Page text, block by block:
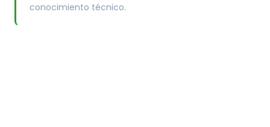
conocimiento técnico.